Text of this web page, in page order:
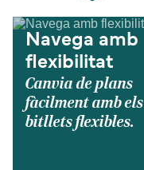
Navega amb
flexibilitat
Canvia de plans
fàcilment amb els
bitllets flexibles.